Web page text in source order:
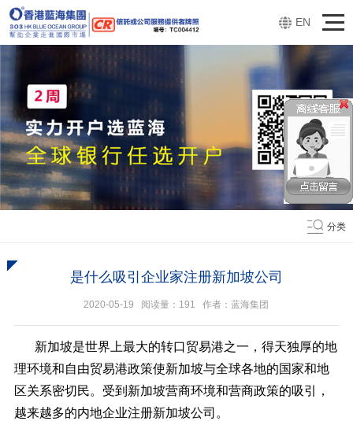
EN
分类
是什么吸引企业家注册新加坡公司
2020-05-19 阅读量： 191 作者：蓝海集团
新加坡是世界上最大的转口贸易港之一，得天独厚的地
理环境和自由贸易港政策使新加坡与全球各地的国家和地
区关系密切民。受到新加坡营商环境和营商政策的吸引，
越来越多的内地企业注册新加坡公司。